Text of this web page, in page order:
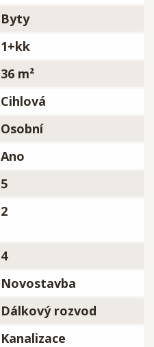
Byty
1+kk
36 m²
Cihlová
Osobní
Ano
5
2
4
Novostavba
Dálkový rozvod
Kanalizace